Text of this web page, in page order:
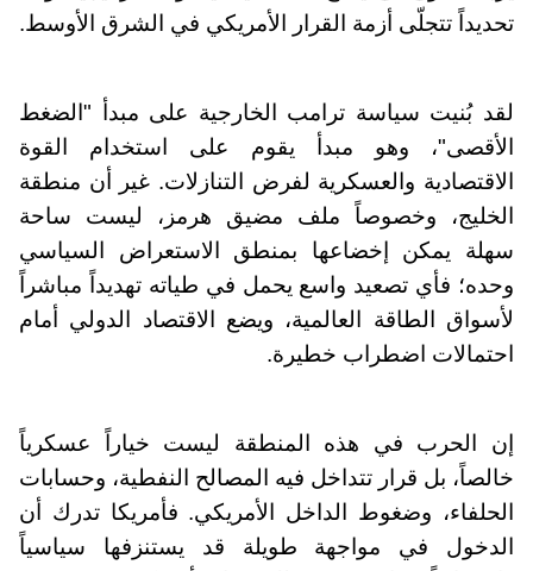
تحديداً تتجلّى أزمة القرار الأمريكي في الشرق الأوسط.
لقد بُنيت سياسة ترامب الخارجية على مبدأ "الضغط
الأقصى"، وهو مبدأ يقوم على استخدام القوة
الاقتصادية والعسكرية لفرض التنازلات. غير أن منطقة
الخليج، وخصوصاً ملف مضيق هرمز، ليست ساحة
سهلة يمكن إخضاعها بمنطق الاستعراض السياسي
وحده؛ فأي تصعيد واسع يحمل في طياته تهديداً مباشراً
لأسواق الطاقة العالمية، ويضع الاقتصاد الدولي أمام
احتمالات اضطراب خطيرة.
إن الحرب في هذه المنطقة ليست خياراً عسكرياً
خالصاً، بل قرار تتداخل فيه المصالح النفطية، وحسابات
الحلفاء، وضغوط الداخل الأمريكي. فأمريكا تدرك أن
الدخول في مواجهة طويلة قد يستنزفها سياسياً